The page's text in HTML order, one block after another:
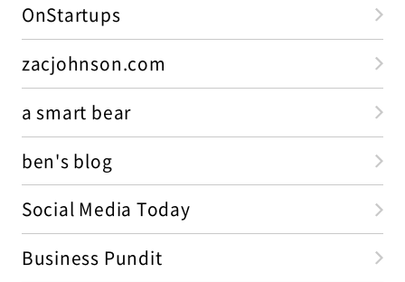
OnStartups
zacjohnson.com
a smart bear
ben's blog
Social Media Today
Business Pundit